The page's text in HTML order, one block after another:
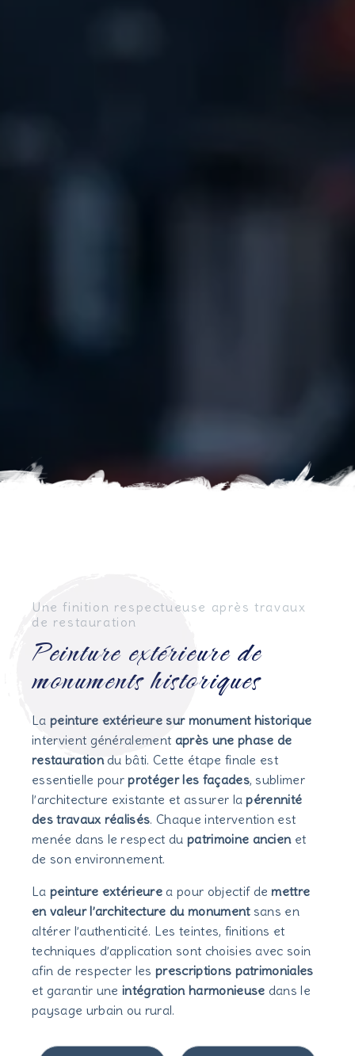
Une finition respectueuse après travaux
de restauration
Peinture extérieure de
monuments historiques
La peinture extérieure sur monument historique
intervient généralement après une phase de
restaurationdu bâti. Cette étape finale est
essentielle pourprotéger les façades, sublimer
l’architecture existante et assurer lapérennité
des travaux réalisés. Chaque intervention est
menée dans le respect dupatrimoine ancienet
de son environnement.
La peinture extérieure a pour objectif demettre
en valeur l’architecture du monumentsans en
altérer l’authenticité. Les teintes, finitions et
techniques d’application sont choisies avec soin
afin de respecter lesprescriptions patrimoniales
et garantir uneintégration harmonieuse dans le
paysage urbain ou rural.